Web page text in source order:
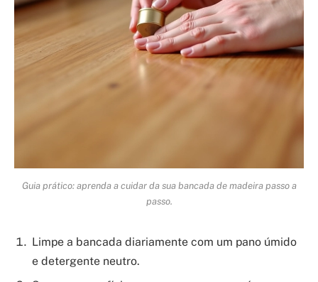
Guia prático: aprenda a cuidar da sua bancada de madeira passo a
passo.
Limpe a bancada diariamente com um pano úmido
e detergente neutro.